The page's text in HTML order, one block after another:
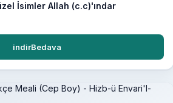
İsimler Allah (c.c)'ındar
indirBedava